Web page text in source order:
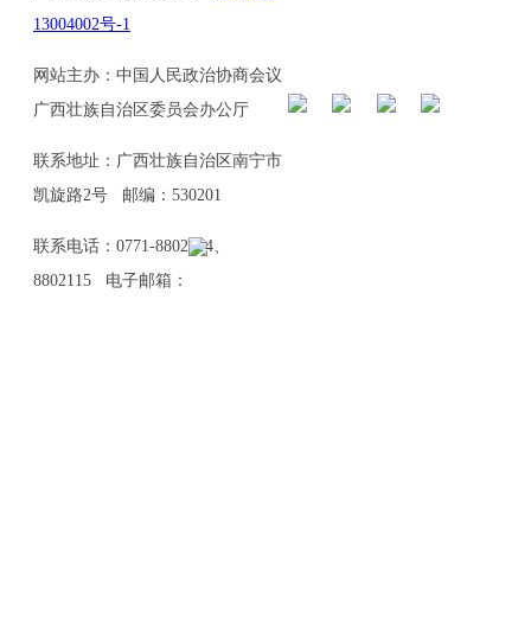
13004002号-1
网站主办：中国人民政治协商会议
广西壮族自治区委员会办公厅
联系地址：广西壮族自治区南宁市
凯旋路2号 邮编：530201
联系电话：0771-8802114、
8802115 电子邮箱：